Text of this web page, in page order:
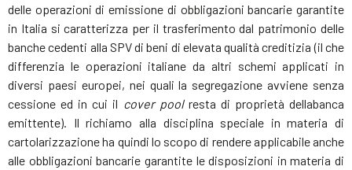
delle operazioni di emissione di obbligazioni bancarie garantite
in Italia si caratterizza per il trasferimento dal patrimonio delle
banche cedenti alla SPV di beni di elevata qualità creditizia (il che
differenzia le operazioni italiane da altri schemi applicati in
diversi paesi europei, nei quali la segregazione avviene senza
cessione ed in cui il cover poolresta di proprietà dellabanca
emittente). Il richiamo alla disciplina speciale in materia di
cartolarizzazione ha quindi lo scopo di rendere applicabile anche
alle obbligazioni bancarie garantite le disposizioni in materia di